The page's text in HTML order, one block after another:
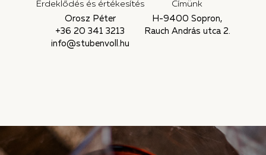
Érdeklődés és értékesítés
Orosz Péter
+36 20 341 3213
info@stubenvoll.hu
Címünk
H-9400 Sopron,
Rauch András utca 2.